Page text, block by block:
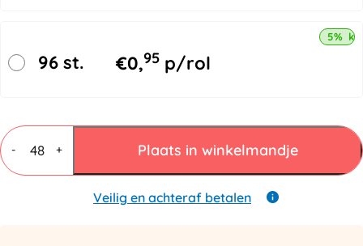
96 st. €0,95 p/rol
5%
-
Masking
tape
19mmx50mtr
aantal
+ Plaats in winkelmandje
Veilig en achteraf betalen